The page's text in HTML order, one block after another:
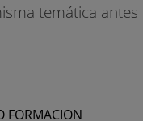
temática antes